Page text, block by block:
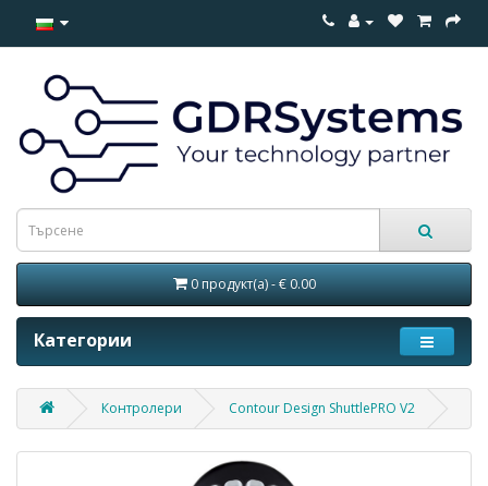
0 продукт(а) - € 0.00
Категории
Контролери Contour Design ShuttlePRO V2